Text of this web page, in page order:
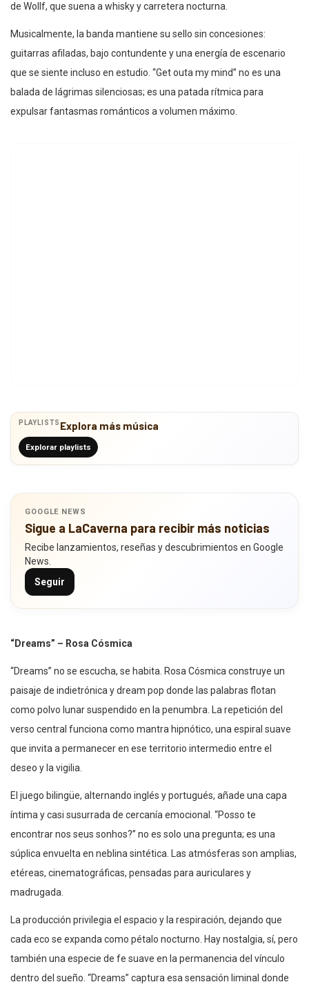
de Wollf, que suena a whisky y carretera nocturna.
Musicalmente, la banda mantiene su sello sin concesiones:
guitarras afiladas, bajo contundente y una energía de escenario
que se siente incluso en estudio. “Get outa my mind” no es una
balada de lágrimas silenciosas; es una patada rítmica para
expulsar fantasmas románticos a volumen máximo.
PLAYLISTS Explora más música
Explorar playlists
GOOGLE NEWS
Sigue a LaCaverna para recibir más noticias
Recibe lanzamientos, reseñas y descubrimientos en Google
News.
Seguir
“Dreams” – Rosa Cósmica
“Dreams” no se escucha, se habita. Rosa Cósmica construye un
paisaje de indietrónica y dream pop donde las palabras flotan
como polvo lunar suspendido en la penumbra. La repetición del
verso central funciona como mantra hipnótico, una espiral suave
que invita a permanecer en ese territorio intermedio entre el
deseo y la vigilia.
El juego bilingüe, alternando inglés y portugués, añade una capa
íntima y casi susurrada de cercanía emocional. “Posso te
encontrar nos seus sonhos?” no es solo una pregunta; es una
súplica envuelta en neblina sintética. Las atmósferas son amplias,
etéreas, cinematográficas, pensadas para auriculares y
madrugada.
La producción privilegia el espacio y la respiración, dejando que
cada eco se expanda como pétalo nocturno. Hay nostalgia, sí, pero
también una especie de fe suave en la permanencia del vínculo
dentro del sueño. “Dreams” captura esa sensación liminal donde